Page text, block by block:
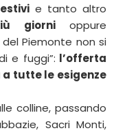
e tanto altro
giornioppure
del Piemonte non si
e fuggi”: l’offerta
tutte le esigenze
colline, passando
Sacri Monti,